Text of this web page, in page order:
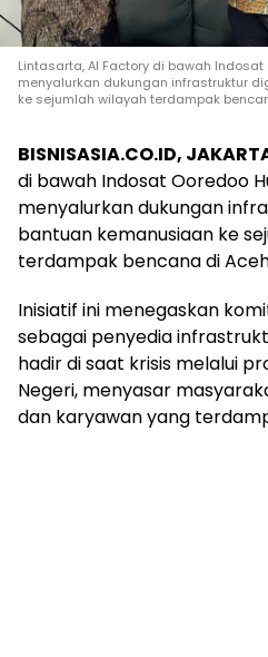
Lintasarta, AI Factory di bawah Indosat
menyalurkan dukungan infrastruktur
ke sejumlah wilayah terdampak
BISNISASIA.CO.ID,
di bawah Indosat Ooredoo
menyalurkan dukungan
bantuan kemanusiaan ke
terdampak bencana di
Inisiatif ini menegaskan
sebagai penyedia
hadir di saat krisis melalui
Negeri, menyasar
dan karyawan yang